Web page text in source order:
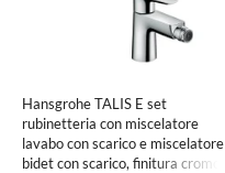
Hansgrohe TALIS E set
rubinetteria con miscelatore
lavabo con scarico e miscelatore
bidet con scarico, finitura cromo